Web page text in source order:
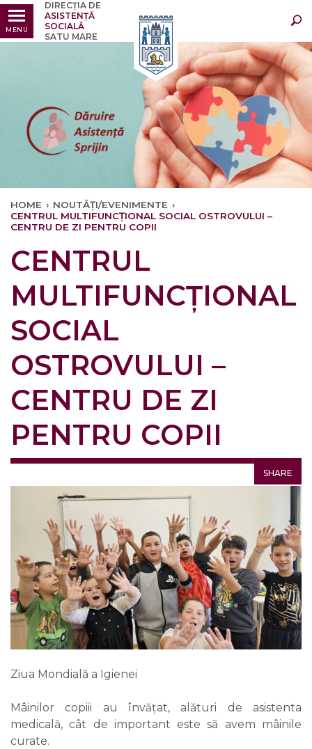
MENU
DIRECȚIA DE
ASISTENȚĂ
SOCIALĂ
SATU MARE
Ultimele
HOME › NOUTĂȚI/EVENIMENTE ›
CENTRUL MULTIFUNCȚIONAL SOCIAL OSTROVULUI –
CENTRU DE ZI PENTRU COPII
CENTRUL
MULTIFUNCȚIONAL
SOCIAL
OSTROVULUI –
CENTRU DE ZI
PENTRU COPII
SHARE
Ziua Mondială a Igienei
Mâinilor copiii au învățat, alături de asistenta
medicală, cât de important este să avem mâinile
curate.